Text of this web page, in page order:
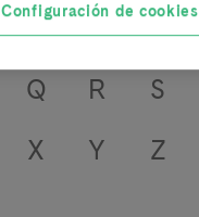
J K L
Q R S
X Y Z
Configuración de cookies